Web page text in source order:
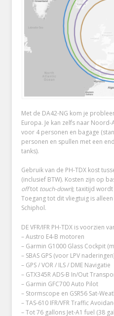
Met de DA42-NG kom je
Europa. Je kan zelfs naar
voor 4 personen en bagage
personen en spullen met een
tanks).
Gebruik van de PH-TDX kost
(inclusief BTW). Kosten zijn op
offtot touch-down); taxitijd
Toegang tot dit vliegtuig is
Schiphol.
DE VFR/IFR PH-TDX is voorzien
– Austro E4-B motoren
– Garmin G1000 Glass Cockpit
– SBAS GPS (voor LPV
– GPS / VOR / ILS / DME Navigatie
– GTX345R ADS-B In/Out
– Garmin GFC700 Auto Pilot
– Stormscope en GSR56 Sat-
– TAS-610 IFR/VFR Traffic
– Tot 76 gallons Jet-A1 fuel (38